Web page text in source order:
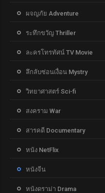
ผจญภัย Adventure
ระทึกขวัญ Thriller
ละครโทรทัศน์ TV Movie
ลึกลับซ่อนเงื่อน Mystry
วิทยาศาสตร์ Sci-fi
สงคราม War
สารคดี Documentary
หนัง NetFlix
หนังจีน
หนังดราม่า Drama